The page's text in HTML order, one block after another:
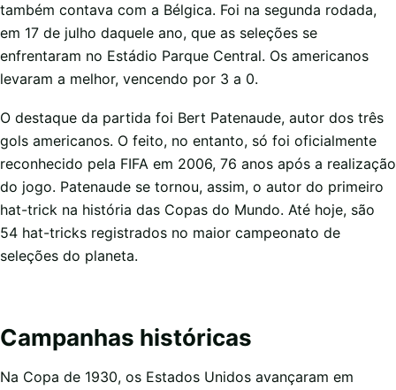
também contava com a Bélgica. Foi na segunda rodada,
em 17 de julho daquele ano, que as seleções se
enfrentaram no Estádio Parque Central. Os americanos
levaram a melhor, vencendo por 3 a 0.
O destaque da partida foi Bert Patenaude, autor dos três
gols americanos. O feito, no entanto, só foi oficialmente
reconhecido pela FIFA em 2006, 76 anos após a realização
do jogo. Patenaude se tornou, assim, o autor do primeiro
hat-trick na história das Copas do Mundo. Até hoje, são
54 hat-tricks registrados no maior campeonato de
seleções do planeta.
Campanhas históricas
Na Copa de 1930, os Estados Unidos avançaram em